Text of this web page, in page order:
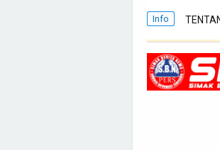
Info